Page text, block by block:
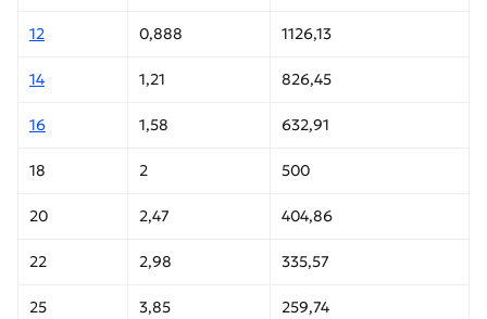
12 0,888 1126,13
14 1,21 826,45
16 1,58 632,91
18 2 500
20 2,47 404,86
22 2,98 335,57
25 3,85 259,74